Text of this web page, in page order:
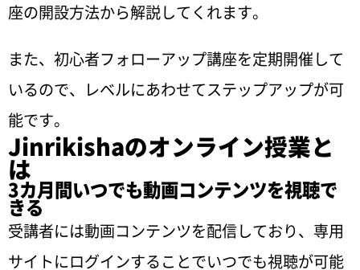
座の開設方法から解説してくれます。
また、初心者フォローアップ講座を定期開催して
いるので、レベルにあわせてステップアップが可
能です。
Jinrikishaのオンライン授業と
は
3カ月間いつでも動画コンテンツを視聴で
きる
受講者には動画コンテンツを配信しており、専用
サイトにログインすることでいつでも視聴が可能